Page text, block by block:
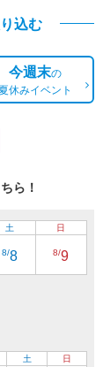
込む
今週末の
休みイベント
ら！
土
8/8
日
8/9
土 日